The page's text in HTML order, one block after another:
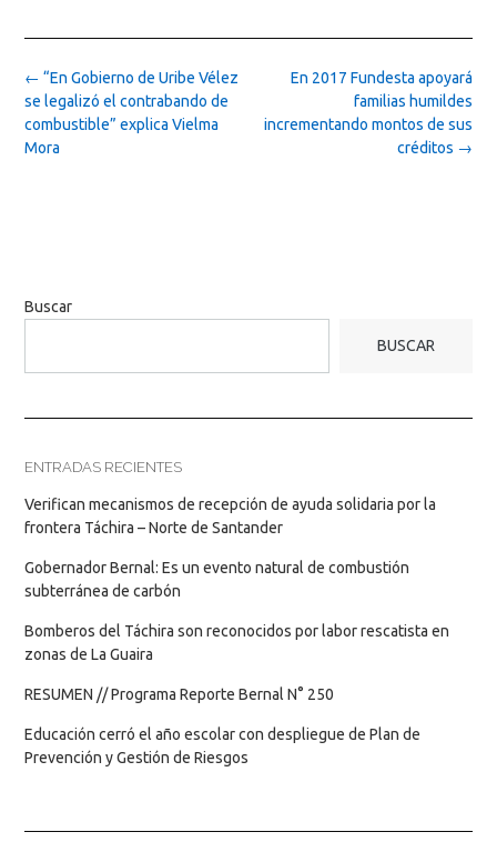
Post
navigation
En 2017 Fundesta apoyará
familias humildes
incrementando montos de sus
créditos →
← “En Gobierno de Uribe Vélez
se legalizó el contrabando de
combustible” explica Vielma
Mora
Buscar
BUSCAR
ENTRADAS RECIENTES
Verifican mecanismos de recepción de ayuda solidaria por la
frontera Táchira – Norte de Santander
Gobernador Bernal: Es un evento natural de combustión
subterránea de carbón
Bomberos del Táchira son reconocidos por labor rescatista en
zonas de La Guaira
RESUMEN // Programa Reporte Bernal N° 250
Educación cerró el año escolar con despliegue de Plan de
Prevención y Gestión de Riesgos